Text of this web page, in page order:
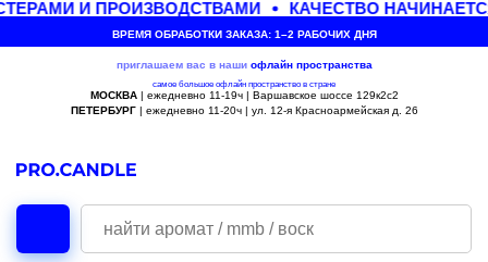
И ПРОИЗВОДСТВАМИ КАЧЕСТВО
ВРЕМЯ ОБРАБОТКИ ЗАКАЗА: 1–2 РАБОЧИХ ДНЯ
приглашаем вас в наши офлайн пространства
самое большое офлайн пространство в стране
МОСКВА| ежедневно 11-19ч | Варшавское шоссе 129к2с2
ПЕТЕРБУРГ| ежедневно 11-20ч | ул. 12-я Красноармейская д. 26